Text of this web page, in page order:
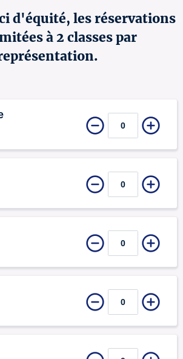
d'équité, les réservations
à 2 classes par